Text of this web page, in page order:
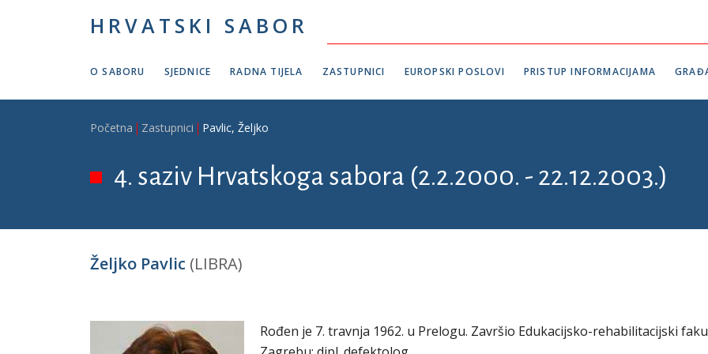
HRVATSKI SABOR
O SABORU SJEDNICE RADNA TIJELA ZASTUPNICI EUROPSKI POSLOVI PRISTUP INFORMACIJAMA
Breadcrumb
Početna Zastupnici Pavlic, Željko
4. saziv Hrvatskoga sabora (2.2.2000. - 22.12.2003.)
Željko Pavlic (LIBRA)
Rođen je 7. travnja 1962. u Prelogu. Završio Edukacijsko-rehabilitacijski